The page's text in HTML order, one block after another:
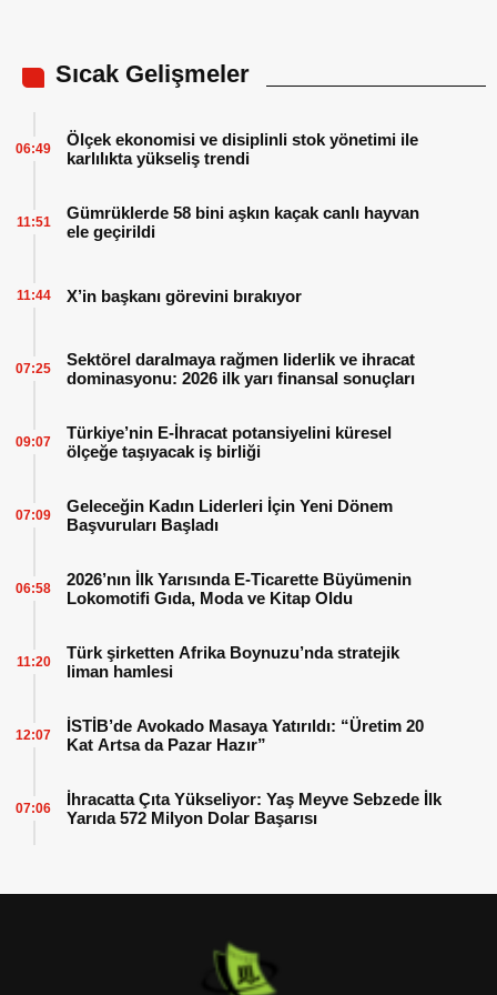
Sıcak Gelişmeler
Ölçek ekonomisi ve disiplinli stok yönetimi ile
karlılıkta yükseliş trendi
06:49
Gümrüklerde 58 bini aşkın kaçak canlı hayvan
ele geçirildi
11:51
X’in başkanı görevini bırakıyor
11:44
Sektörel daralmaya rağmen liderlik ve ihracat
dominasyonu: 2026 ilk yarı finansal sonuçları
07:25
Türkiye’nin E-İhracat potansiyelini küresel
ölçeğe taşıyacak iş birliği
09:07
Geleceğin Kadın Liderleri İçin Yeni Dönem
Başvuruları Başladı
07:09
2026’nın İlk Yarısında E-Ticarette Büyümenin
Lokomotifi Gıda, Moda ve Kitap Oldu
06:58
Türk şirketten Afrika Boynuzu’nda stratejik
liman hamlesi
11:20
İSTİB’de Avokado Masaya Yatırıldı: “Üretim 20
Kat Artsa da Pazar Hazır”
12:07
İhracatta Çıta Yükseliyor: Yaş Meyve Sebzede İlk
Yarıda 572 Milyon Dolar Başarısı
07:06